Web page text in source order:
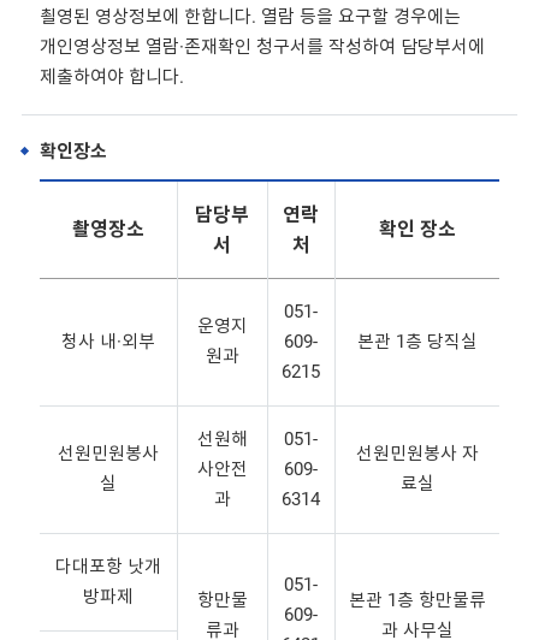
쵤영된 영상정보에 한합니다. 열람 등을 요구할 경우에는
개인영상정보 열람·존재확인 청구서를 작성하여 담당부서에
제출하여야 합니다.
확인장소
촬영장소
담당부
서
연락
처
확인 장소
청사 내·외부
운영지
원과
051-
609-
6215
본관 1층 당직실
선원민원봉사
실
선원해
사안전
과
051-
609-
6314
선원민원봉사 자
료실
다대포항 낫개
방파제
항만물
류과
051-
609-
본관 1층 항만물류
과 사무실